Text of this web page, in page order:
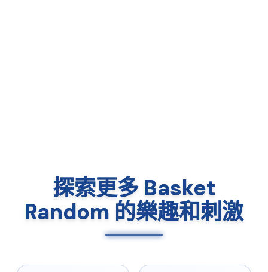
探索更多 Basket
Random 的樂趣和刺激